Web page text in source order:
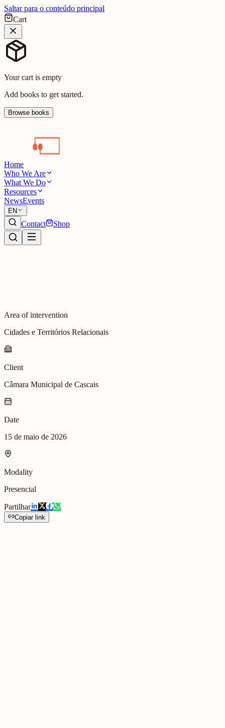
Saltar para o conteúdo principal
Cart
Your cart is empty
Add books to get started.
Browse books
Home
Who We Are
What We Do
Resources
NewsEvents
EN
Contact Shop
Area of intervention
Cidades e Territórios Relacionais
Client
Câmara Municipal de Cascais
Date
15 de maio de 2026
Modality
Presencial
Partilhar
Copiar link